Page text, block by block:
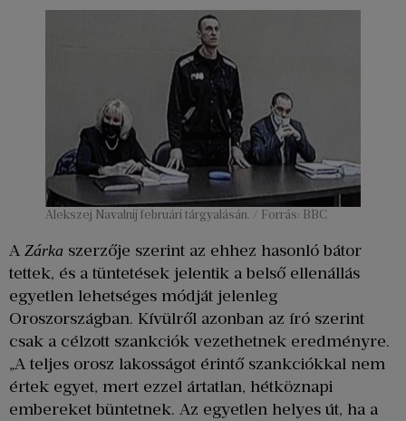
Alekszej Navalnij februári tárgyalásán. / Forrás: BBC
A Zárka szerzője szerint az ehhez hasonló bátor
tettek, és a tüntetések jelentik a belső ellenállás
egyetlen lehetséges módját jelenleg
Oroszországban. Kívülről azonban az író szerint
csak a célzott szankciók vezethetnek eredményre.
„A teljes orosz lakosságot érintő szankciókkal nem
értek egyet, mert ezzel ártatlan, hétköznapi
embereket büntetnek. Az egyetlen helyes út, ha a